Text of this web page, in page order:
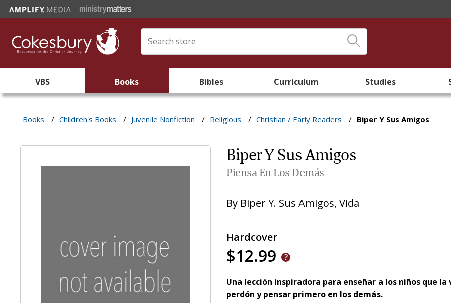
VBS Books Bibles Curriculum Studies
Books / Children's Books / Juvenile Nonfiction / Religious / Christian / Early Readers / Biper Y Sus Amigos
Biper Y Sus Amigos
Piensa En Los Demás
By Biper Y. Sus Amigos,Vida
Hardcover
$12.99
Una lección inspiradora para enseñar a los niños que
perdón y pensar primero en los demás.